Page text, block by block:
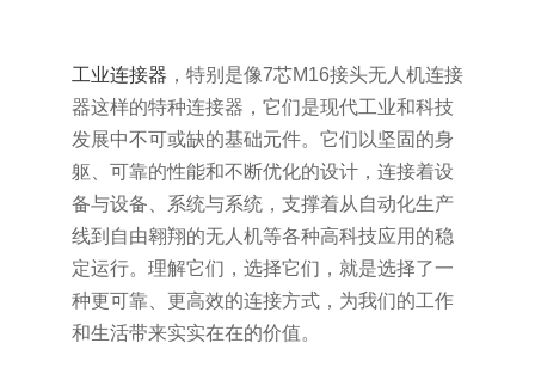
工业连接器 ，特别是像7芯M16接头无人机连接
器这样的特种连接器，它们是现代工业和科技
发展中不可或缺的基础元件。它们以坚固的身
躯、可靠的性能和不断优化的设计，连接着设
备与设备、系统与系统，支撑着从自动化生产
线到自由翱翔的无人机等各种高科技应用的稳
定运行。理解它们，选择它们，就是选择了一
种更可靠、更高效的连接方式，为我们的工作
和生活带来实实在在的价值。